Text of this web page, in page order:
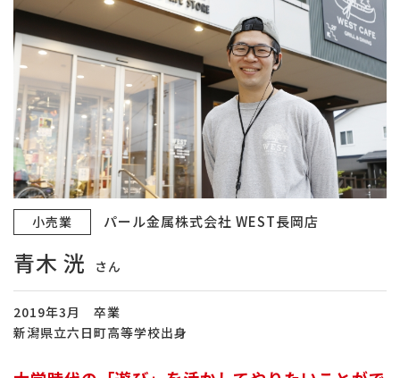
小売業 パール金属株式会社 WEST長岡店
青木 洸 さん
2019年3月 卒業
新潟県立六日町高等学校出身